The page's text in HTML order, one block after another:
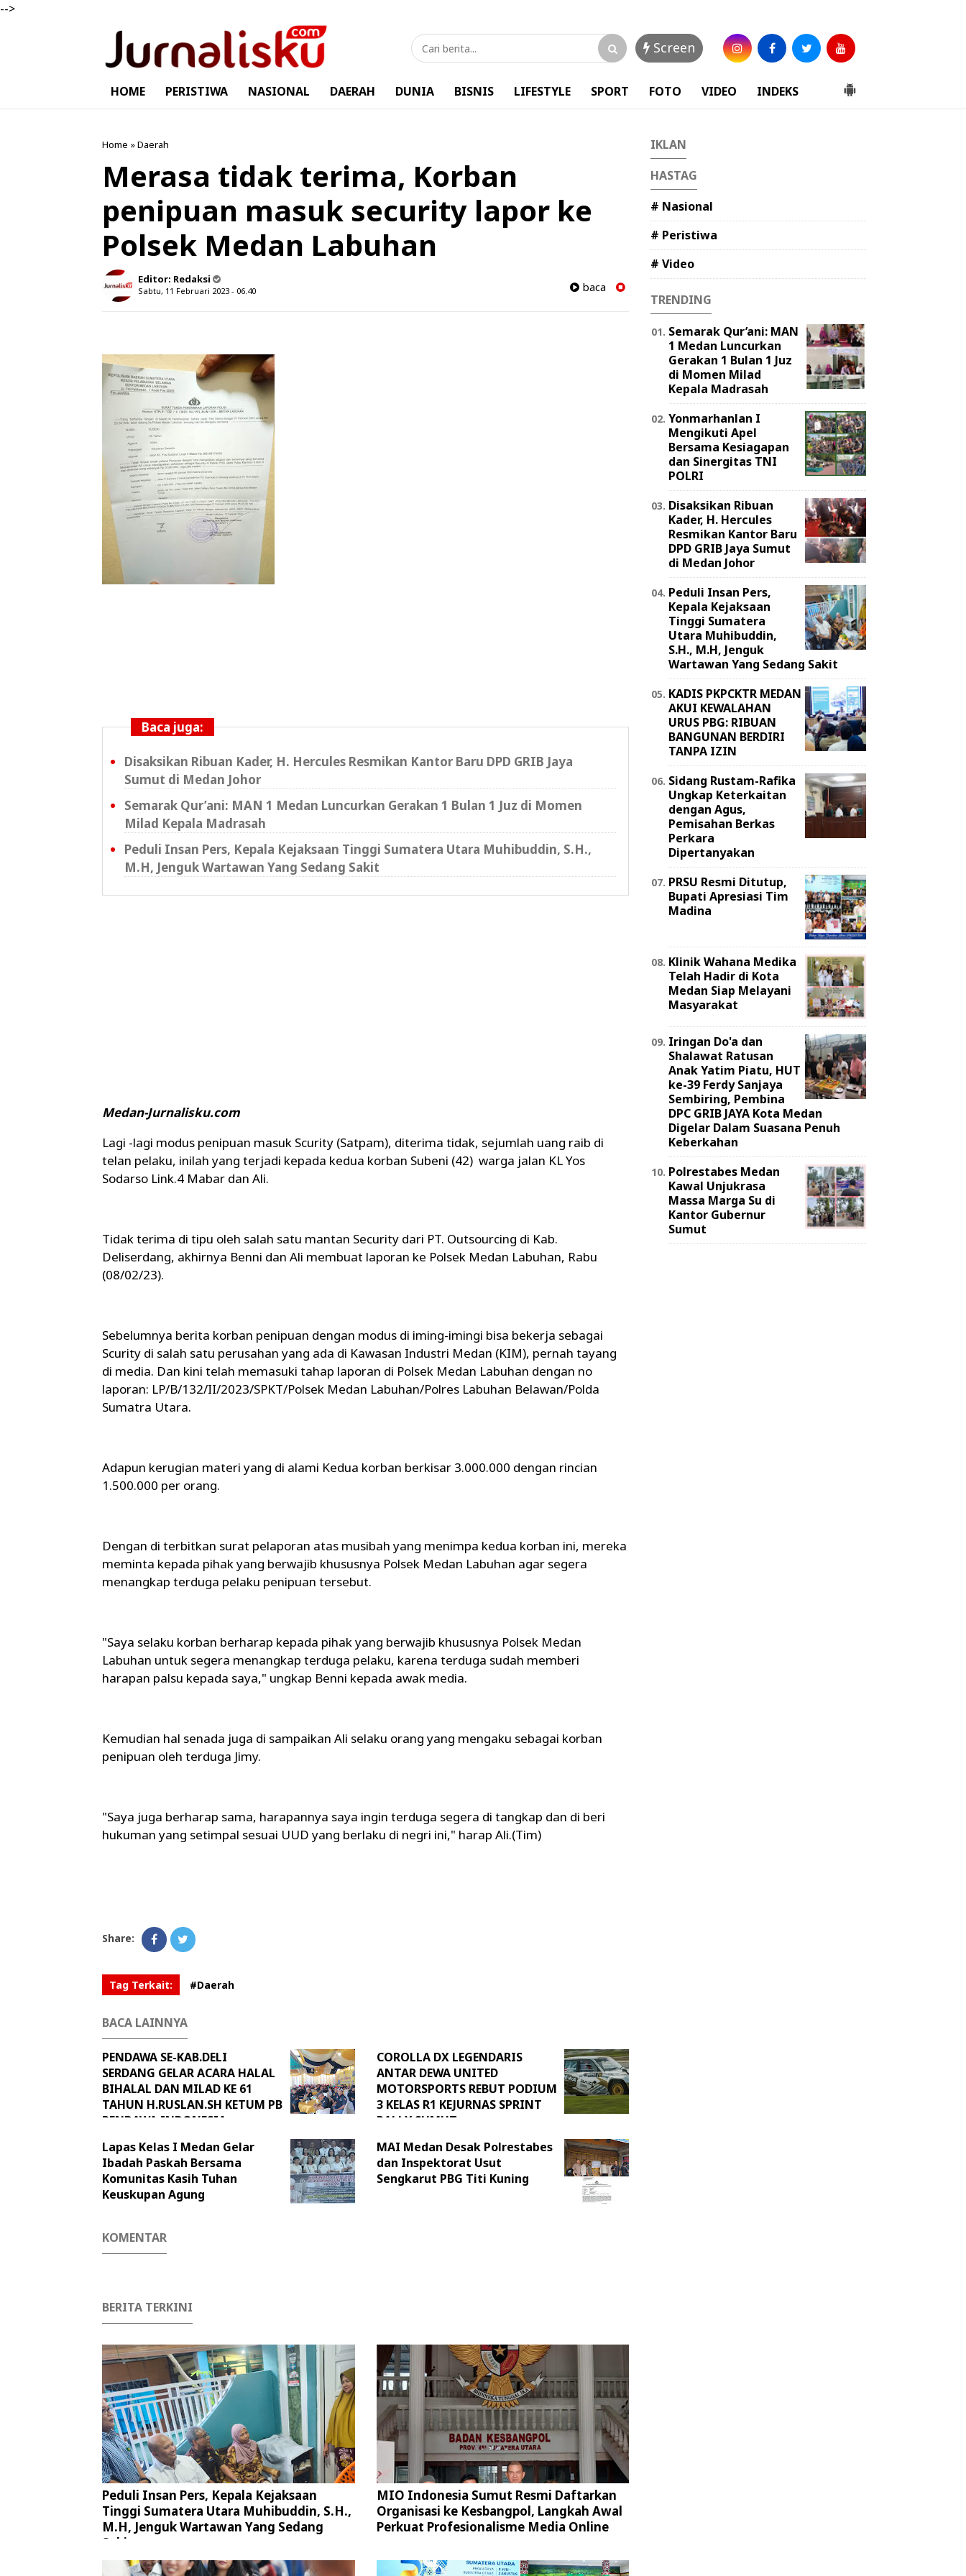
-->
Screen
HOME PERISTIWA NASIONAL DAERAH DUNIA BISNIS LIFESTYLE SPORT FOTO VIDEO INDEKS
Home »Daerah
Merasa tidak terima, Korban
penipuan masuk security lapor ke
Polsek Medan Labuhan
Editor: Redaksi
Sabtu, 11 Februari 2023 - 06.40 baca
Baca juga:
Disaksikan Ribuan Kader, H. Hercules Resmikan Kantor Baru DPD GRIB Jaya
Sumut di Medan Johor
Semarak Qur’ani: MAN 1 Medan Luncurkan Gerakan 1 Bulan 1 Juz di Momen
Milad Kepala Madrasah
Peduli Insan Pers, Kepala Kejaksaan Tinggi Sumatera Utara Muhibuddin, S.H.,
M.H, Jenguk Wartawan Yang Sedang Sakit
Medan-Jurnalisku.com
Lagi -lagi modus penipuan masuk Scurity (Satpam), diterima tidak, sejumlah uang raib di
telan pelaku, inilah yang terjadi kepada kedua korban Subeni (42) warga jalan KL Yos
Sodarso Link.4 Mabar dan Ali.
Tidak terima di tipu oleh salah satu mantan Security dari PT. Outsourcing di Kab.
Deliserdang, akhirnya Benni dan Ali membuat laporan ke Polsek Medan Labuhan, Rabu
(08/02/23).
Sebelumnya berita korban penipuan dengan modus di iming-imingi bisa bekerja sebagai
Scurity di salah satu perusahan yang ada di Kawasan Industri Medan (KIM), pernah tayang
di media. Dan kini telah memasuki tahap laporan di Polsek Medan Labuhan dengan no
laporan: LP/B/132/II/2023/SPKT/Polsek Medan Labuhan/Polres Labuhan Belawan/Polda
Sumatra Utara.
Adapun kerugian materi yang di alami Kedua korban berkisar 3.000.000 dengan rincian
1.500.000 per orang.
Dengan di terbitkan surat pelaporan atas musibah yang menimpa kedua korban ini, mereka
meminta kepada pihak yang berwajib khususnya Polsek Medan Labuhan agar segera
menangkap terduga pelaku penipuan tersebut.
"Saya selaku korban berharap kepada pihak yang berwajib khususnya Polsek Medan
Labuhan untuk segera menangkap terduga pelaku, karena terduga sudah memberi
harapan palsu kepada saya," ungkap Benni kepada awak media.
Kemudian hal senada juga di sampaikan Ali selaku orang yang mengaku sebagai korban
penipuan oleh terduga Jimy.
"Saya juga berharap sama, harapannya saya ingin terduga segera di tangkap dan di beri
hukuman yang setimpal sesuai UUD yang berlaku di negri ini," harap Ali.(Tim)
Share:
Tag Terkait: #Daerah
BACA LAINNYA
PENDAWA SE-KAB.DELI
SERDANG GELAR ACARA HALAL
BIHALAL DAN MILAD KE 61
TAHUN H.RUSLAN.SH KETUM PB
PENDAWA INDONESIA
COROLLA DX LEGENDARIS
ANTAR DEWA UNITED
MOTORSPORTS REBUT PODIUM
3 KELAS R1 KEJURNAS SPRINT
RALLY SUMUT
Lapas Kelas I Medan Gelar
Ibadah Paskah Bersama
Komunitas Kasih Tuhan
Keuskupan Agung
MAI Medan Desak Polrestabes
dan Inspektorat Usut
Sengkarut PBG Titi Kuning
KOMENTAR
BERITA TERKINI
Peduli Insan Pers, Kepala Kejaksaan
Tinggi Sumatera Utara Muhibuddin, S.H.,
M.H, Jenguk Wartawan Yang Sedang
Sakit
MIO Indonesia Sumut Resmi Daftarkan
Organisasi ke Kesbangpol, Langkah Awal
Perkuat Profesionalisme Media Online
IKLAN
HASTAG
# Nasional
# Peristiwa
# Video
TRENDING
Semarak Qur’ani: MAN
1 Medan Luncurkan
Gerakan 1 Bulan 1 Juz
di Momen Milad
Kepala Madrasah
Yonmarhanlan I
Mengikuti Apel
Bersama Kesiagapan
dan Sinergitas TNI
POLRI
Disaksikan Ribuan
Kader, H. Hercules
Resmikan Kantor Baru
DPD GRIB Jaya Sumut
di Medan Johor
Peduli Insan Pers,
Kepala Kejaksaan
Tinggi Sumatera
Utara Muhibuddin,
S.H., M.H, Jenguk
Wartawan Yang Sedang Sakit
KADIS PKPCKTR MEDAN
AKUI KEWALAHAN
URUS PBG: RIBUAN
BANGUNAN BERDIRI
TANPA IZIN
Sidang Rustam-Rafika
Ungkap Keterkaitan
dengan Agus,
Pemisahan Berkas
Perkara
Dipertanyakan
PRSU Resmi Ditutup,
Bupati Apresiasi Tim
Madina
Klinik Wahana Medika
Telah Hadir di Kota
Medan Siap Melayani
Masyarakat
Iringan Do'a dan
Shalawat Ratusan
Anak Yatim Piatu, HUT
ke-39 Ferdy Sanjaya
Sembiring, Pembina
DPC GRIB JAYA Kota Medan
Digelar Dalam Suasana Penuh
Keberkahan
Polrestabes Medan
Kawal Unjukrasa
Massa Marga Su di
Kantor Gubernur
Sumut